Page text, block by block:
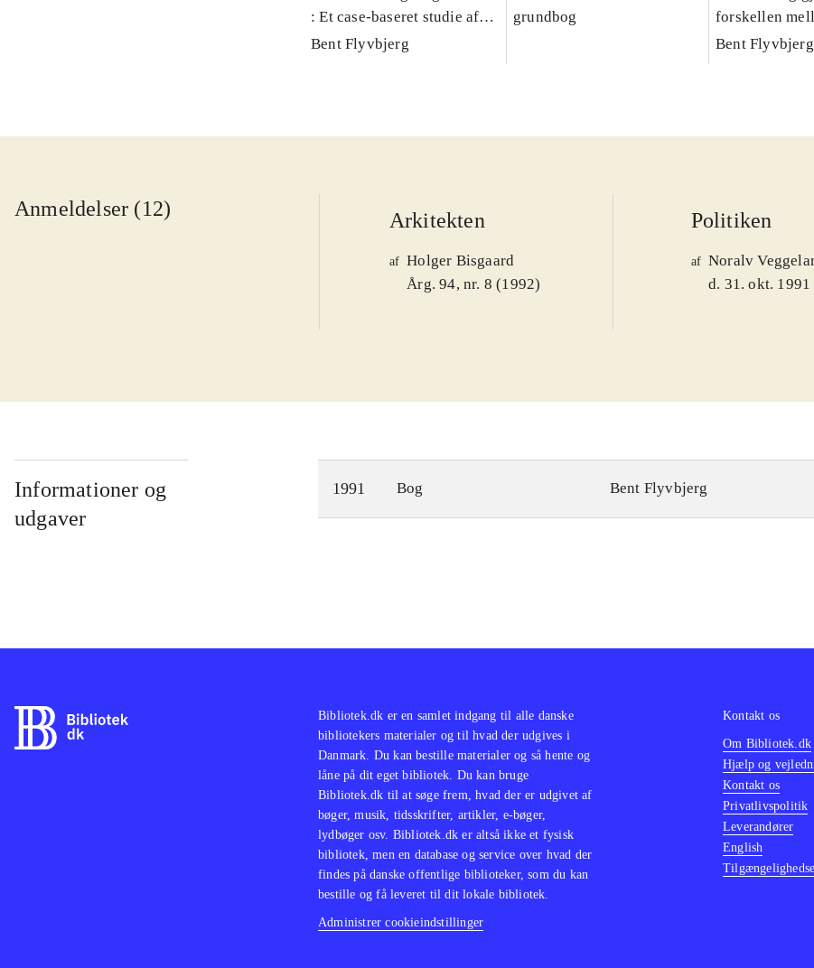
: Et case-baseret studie af
planlægning, politik og
Bent Flyvbjerg
grundbog
forskellen
fiasko i alle
Bent Flyvbjerg
Anmeldelser (12) Arkitekten
af Holger Bisgaard
Årg. 94, nr. 8 (1992)
Politiken
af Noralv
d. 31. okt. 1991
Informationer og
udgaver
1991 Bog Bent Flyvbjerg
Bibliotek.dk er en samlet indgang til alle danske
bibliotekers materialer og til hvad der udgives i
Danmark. Du kan bestille materialer og så hente og
låne på dit eget bibliotek. Du kan bruge
Bibliotek.dk til at søge frem, hvad der er udgivet af
bøger, musik, tidsskrifter, artikler, e-bøger,
lydbøger osv. Bibliotek.dk er altså ikke et fysisk
bibliotek, men en database og service over hvad der
findes på danske offentlige biblioteker, som du kan
bestille og få leveret til dit lokale bibliotek.
Administrer cookieindstillinger
Kontakt os
Om Bibliotek.dk
Hjælp og
Kontakt os
Privatlivspolitik
Leverandører
English